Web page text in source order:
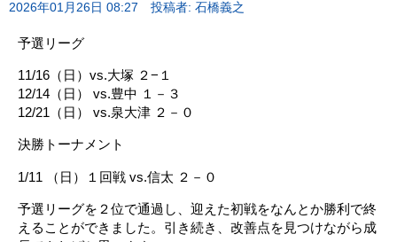
2026年01月26日 08:27 投稿者: 石橋義之
予選リーグ
11/16（日）vs.大塚 ２−１
12/14（日） vs.豊中 １－３
12/21（日） vs.泉大津 ２－０
決勝トーナメント
1/11 （日）１回戦 vs.信太 ２－０
予選リーグを２位で通過し、迎えた初戦をなんとか勝利で終
えることができました。引き続き、改善点を見つけながら成